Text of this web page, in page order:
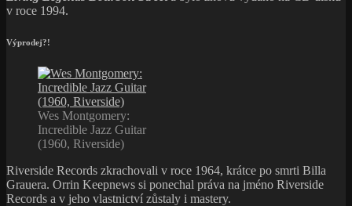
v roce 1994.
Výprodej?!
Wes Montgomery:
Incredible Jazz Guitar
(1960, Riverside)
Riverside Records zkrachovali v roce 1964, krátce po smrti Billa
Grauera. Orrin Keepnews si ponechal práva na jméno Riverside
Records a v jeho vlastnictví zůstaly i mastery.